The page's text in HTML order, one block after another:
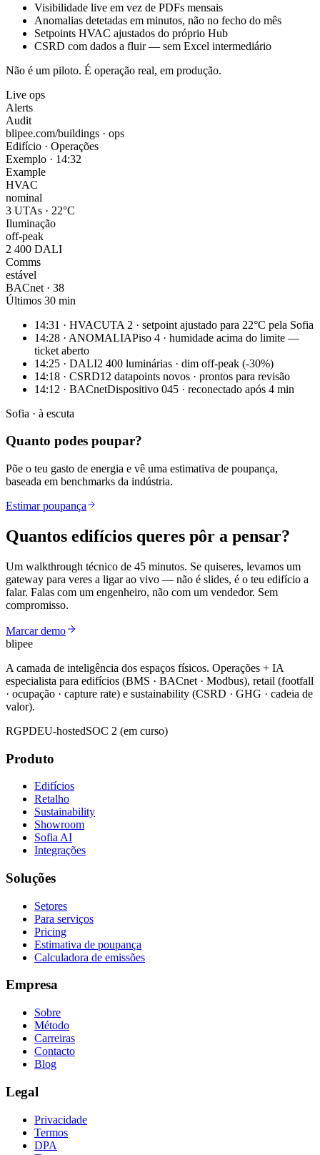
Visibilidade live em vez de PDFs mensais
Anomalias detetadas em minutos, não no fecho do mês
Setpoints HVAC ajustados do próprio Hub
CSRD com dados a fluir — sem Excel intermediário
Não é um piloto. É operação real, em produção.
Live ops
Alerts
Audit
blipee.com/buildings · ops
Edifício · Operações
Exemplo · 14:32
Example
HVAC
nominal
3 UTAs · 22°C
Iluminação
off-peak
2 400 DALI
Comms
estável
BACnet · 38
Últimos 30 min
14:31 · HVACUTA 2 · setpoint ajustado para 22°C pela Sofia
14:28 · ANOMALIAPiso 4 · humidade acima do limite —
ticket aberto
14:25 · DALI2 400 luminárias · dim off-peak (-30%)
14:18 · CSRD12 datapoints novos · prontos para revisão
14:12 · BACnetDispositivo 045 · reconectado após 4 min
Sofia · à escuta
Quanto podes poupar?
Põe o teu gasto de energia e vê uma estimativa de poupança,
baseada em benchmarks da indústria.
Estimar poupança
Quantos edifícios queres pôr a pensar?
Um walkthrough técnico de 45 minutos. Se quiseres, levamos um
gateway para veres a ligar ao vivo — não é slides, é o teu edifício a
falar. Falas com um engenheiro, não com um vendedor. Sem
compromisso.
Marcar demo
blipee
A camada de inteligência dos espaços físicos. Operações + IA
especialista para edifícios (BMS · BACnet · Modbus), retail (footfall
· ocupação · capture rate) e sustainability (CSRD · GHG · cadeia de
valor).
RGPDEU-hostedSOC 2 (em curso)
Produto
Edifícios
Retalho
Sustainability
Showroom
Sofia AI
Integrações
Soluções
Setores
Para serviços
Pricing
Estimativa de poupança
Calculadora de emissões
Empresa
Sobre
Método
Carreiras
Contacto
Blog
Legal
Privacidade
Termos
DPA